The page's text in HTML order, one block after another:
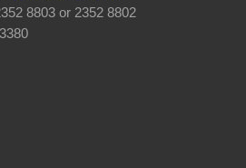
8803 or 2352 8802